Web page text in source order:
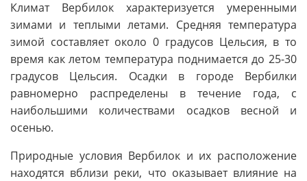
Климат Вербилок характеризуется умеренными
зимами и теплыми летами. Средняя температура
зимой составляет около 0 градусов Цельсия, в то
время как летом температура поднимается до 25-30
градусов Цельсия. Осадки в городе Вербилки
равномерно распределены в течение года, с
наибольшими количествами осадков весной и
осенью.
Природные условия Вербилок и их расположение
находятся вблизи реки, что оказывает влияние на